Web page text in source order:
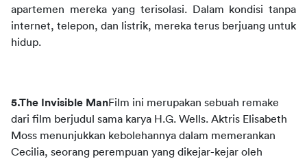
apartemen mereka yang terisolasi. Dalam kondisi tanpa
internet, telepon, dan listrik, mereka terus berjuang untuk
hidup.
5.The Invisible ManFilm ini merupakan sebuah remake
dari film berjudul sama karya H.G. Wells. Aktris Elisabeth
Moss menunjukkan kebolehannya dalam memerankan
Cecilia, seorang perempuan yang dikejar-kejar oleh